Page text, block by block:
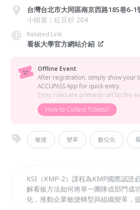
台灣台北市大同區南京西路185巷6-1
小樹屋｜紅豆杉 204
Related Link
看板大學官方網站介紹
Offline Event
After registration, simply show your
ACCUPASS App for quick entry.
Entry rules are primarily set by the
How to Collect Tickets?
敏捷 變革 數位化
KSI（KMP-2）課程為KMP國際認證
解看板方法如何將單一團隊或部門成
化，推動企業敏捷轉型與組織變革，